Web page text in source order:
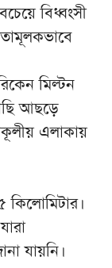
বিধ্বংসী
মিল্টন
আছড়ে
এলাকায়
কিলোমিটার।
যায়নি।